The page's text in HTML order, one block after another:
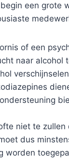
een grote
of een
naar alcohol
niet te zullen
dus
worden